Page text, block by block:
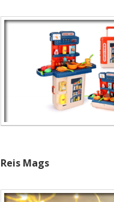
Reis Mags